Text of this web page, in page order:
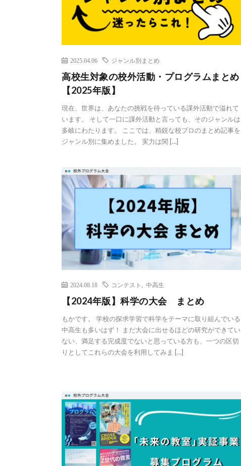
2025.04.06 ジャンル別まとめ
高校生対象の校外活動・プログラムまとめ
【2025年版】
現在、世界は、あなたの挑戦を待っている課外活動で溢れて
います。 そして一口に課外活動と言っても、そのジャンルは
多岐にわたります。 ここでは、精鋭な校プロのまとめ記事を
ジャンル別に集めました。 実力は関 […]
2024.08.18 コンテスト 中高生
【2024年版】科学の大会 まとめ
もかです。 学校の探求学習で科学をテーマに取り組んでいる
中高生も多いはず！ まだ大会に出せるほどの研究ができてい
ない、満足する完成度でないと思っている方も、一つの区切
りとしてこれらの大会を利用してみま […]